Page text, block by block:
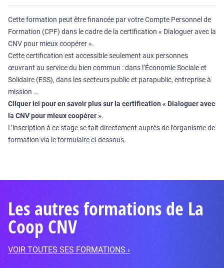
Cette formation peut être financée par votre Compte Personnel de
Formation (CPF) dans le cadre de la certification « Dialoguer avec la
CNV pour mieux coopérer ».
Cette certification est accessible seulement aux personnes
œuvrant au service du bien commun : dans l’Économie Sociale et
Solidaire (ESS), dans les secteurs public et parapublic, entreprise à
mission …
Cliquer ici pour en savoir plus sur la certification « Dialoguer avec
la CNV pour mieux coopérer ».
L’inscription à ce stage se fait directement auprès de l’organisme de
formation via le formulaire ci-dessous.
Les autres formations de La
Coop CNV
VOIR TOUTES SES FORMATIONS ›